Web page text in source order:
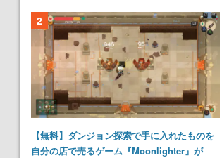
2
【無料】ダンジョン探索で手に入れたものを
自分の店で売るゲーム『Moonlighter』が